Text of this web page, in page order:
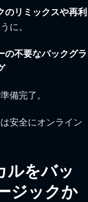
のリミックスや再利
に。
の不要なバックグラ
備完了。
安全にオンライン
をバッ
ジックか